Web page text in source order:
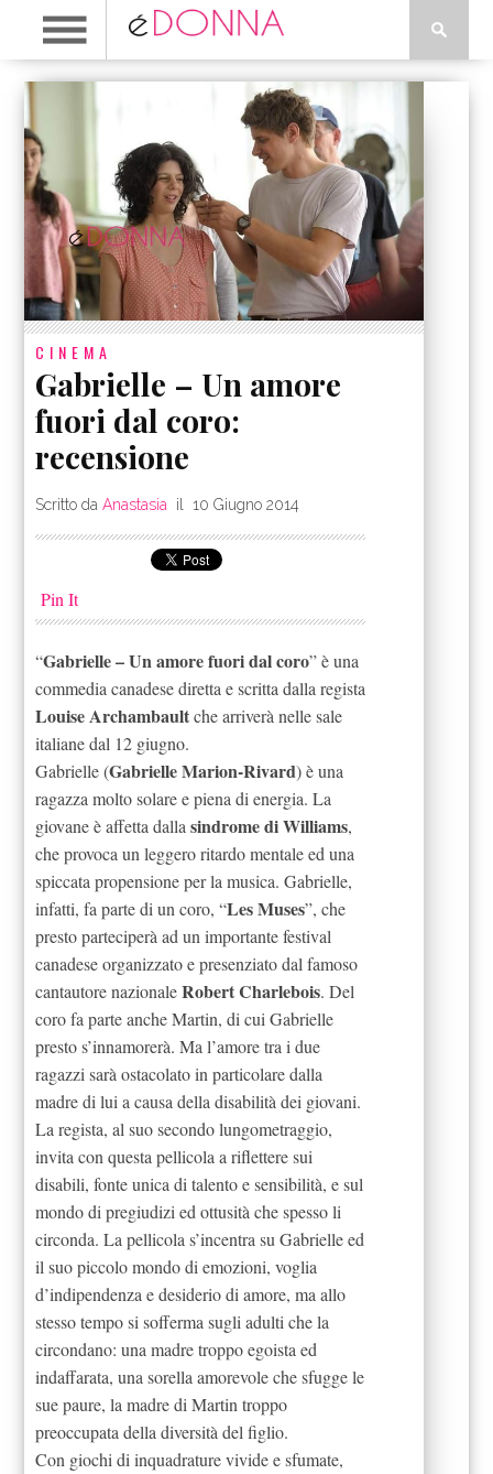
CINEMA
Gabrielle – Un amore
fuori dal coro:
recensione
Scritto daAnastasia il10 Giugno 2014
Pin It
“Gabrielle – Un amore fuori dal coro” è una
commedia canadese diretta e scritta dalla regista
Louise Archambaultche arriverà nelle sale
italiane dal 12 giugno.
Gabrielle (Gabrielle Marion-Rivard) è una
ragazza molto solare e piena di energia. La
giovane è affetta dallasindrome di Williams,
che provoca un leggero ritardo mentale ed una
spiccata propensione per la musica. Gabrielle,
infatti, fa parte di un coro, “Les Muses”, che
presto parteciperà ad un importante festival
canadese organizzato e presenziato dal famoso
cantautore nazionaleRobert Charlebois. Del
coro fa parte anche Martin, di cui Gabrielle
presto s’innamorerà. Ma l’amore tra i due
ragazzi sarà ostacolato in particolare dalla
madre di lui a causa della disabilità dei giovani.
La regista, al suo secondo lungometraggio,
invita con questa pellicola a riflettere sui
disabili, fonte unica di talento e sensibilità, e sul
mondo di pregiudizi ed ottusità che spesso li
circonda. La pellicola s’incentra su Gabrielle ed
il suo piccolo mondo di emozioni, voglia
d’indipendenza e desiderio di amore, ma allo
stesso tempo si sofferma sugli adulti che la
circondano: una madre troppo egoista ed
indaffarata, una sorella amorevole che sfugge le
sue paure, la madre di Martin troppo
preoccupata della diversità del figlio.
Con giochi di inquadrature vivide e sfumate,